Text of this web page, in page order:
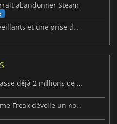
abandonner Steam
Des cartes de logiciels malveillants et une prise de contrôle de Discord ont touché Meccha Chameleon
Resident Evil: Veronica dépasse déjà 2 millions de wishlists
Beast of Reincarnation : Game Freak dévoile un nouveau pari